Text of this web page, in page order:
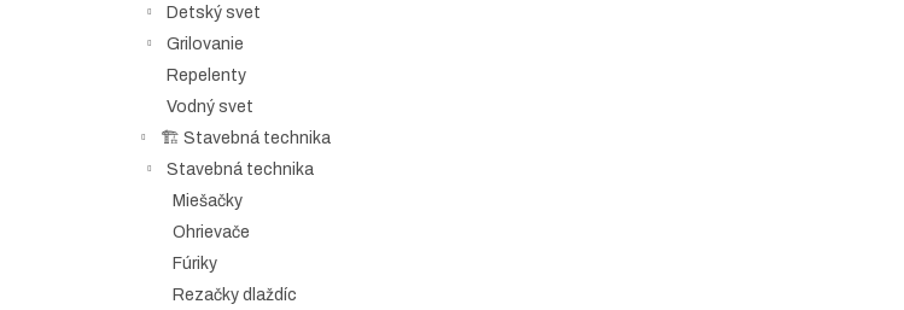
Detský svet
Grilovanie
Repelenty
Vodný svet
🏗️ Stavebná technika
Stavebná technika
Miešačky
Ohrievače
Fúriky
Rezačky dlaždíc